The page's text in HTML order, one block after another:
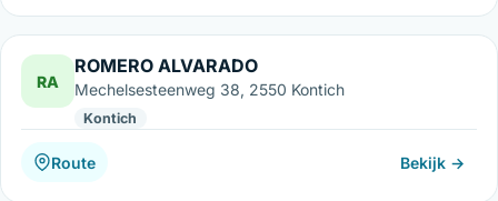
RA
ROMERO ALVARADO
Mechelsesteenweg 38, 2550 Kontich
Kontich
Route Bekijk →